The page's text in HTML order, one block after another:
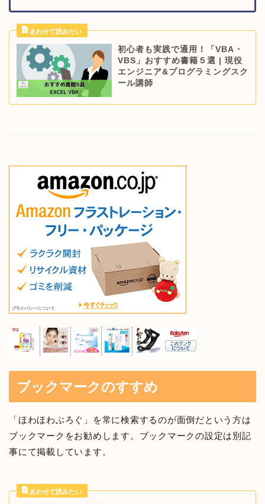
初心者も実践で通用！「VBA・
VBS」おすすめ書籍５選 | 現役
エンジニア&プログラミングスク
ール講師
ブックマークのすすめ
「ほわほわぶろぐ」を常に検索するのが面倒だという方は
ブックマークをお勧めします。ブックマークの設定は別記
事にて掲載しています。